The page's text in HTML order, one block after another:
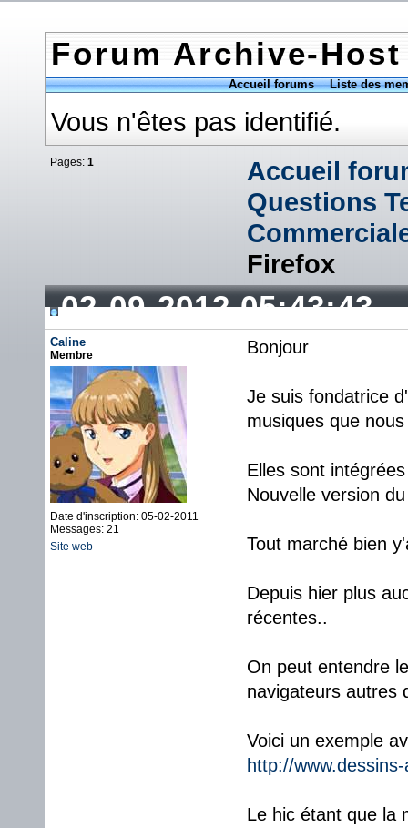
Forum Archive-Host
Accueil forums Liste des
Vous n'êtes pas identifié.
Pages: 1
Accueil
Questions
Firefox
02-09-2012 05:43:43
Caline
Membre
Date d'inscription: 05-02-2011
Messages: 21
Site web
Bonjour
Je suis fondatrice
musiques que
Elles sont
Nouvelle version
Tout marché bien
Depuis hier plus
récentes..
On peut entendre
navigateurs autres
Voici un exemple
http://
Le hic étant que la